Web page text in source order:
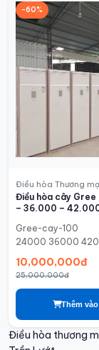
-60%
Điều hòa Thương
Điều hòa cây
– 36.000 –
Gree-cay-100
24000 36000
10,000,000đ
25,000,000đ
Thêm
Điều hòa thương